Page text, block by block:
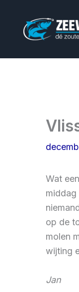
Wat
op de
molen
wijting
Jan